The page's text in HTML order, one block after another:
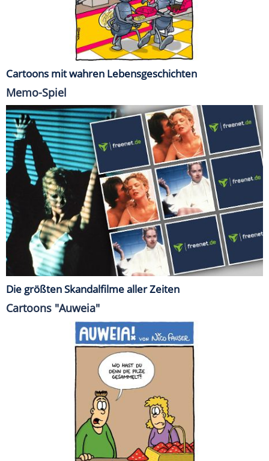
Cartoons mit wahren Lebensgeschichten
Memo-Spiel
Die größten Skandalfilme aller Zeiten
Cartoons "Auweia"